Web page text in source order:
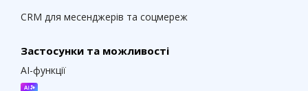
CRM для месенджерів та соцмереж
Застосунки та можливості
AI-функції